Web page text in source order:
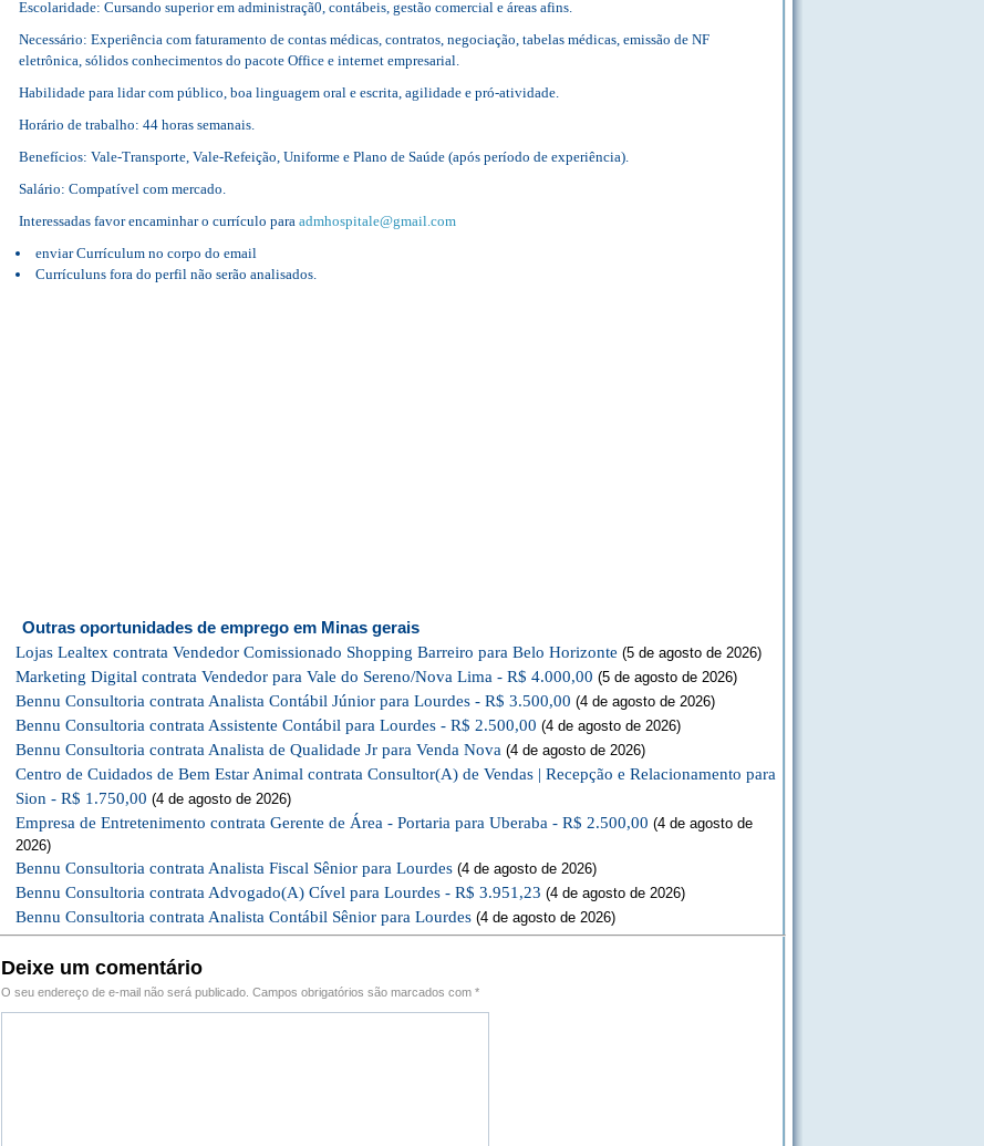
Escolaridade: Cursando superior em administraçã0, contábeis, gestão comercial e áreas afins.
Necessário: Experiência com faturamento de contas médicas, contratos, negociação, tabelas médicas, emissão de NF
eletrônica, sólidos conhecimentos do pacote Office e internet empresarial.
Habilidade para lidar com público, boa linguagem oral e escrita, agilidade e pró-atividade.
Horário de trabalho: 44 horas semanais.
Benefícios: Vale-Transporte, Vale-Refeição, Uniforme e Plano de Saúde (após período de experiência).
Salário: Compatível com mercado.
Interessadas favor encaminhar o currículo para admhospitale@gmail.com
enviar Currículum no corpo do email
Currículuns fora do perfil não serão analisados.
Outras oportunidades de emprego em Minas gerais
Lojas Lealtex contrata Vendedor Comissionado Shopping Barreiro para Belo Horizonte (5 de agosto de 2026)
Marketing Digital contrata Vendedor para Vale do Sereno/Nova Lima - R$ 4.000,00 (5 de agosto de 2026)
Bennu Consultoria contrata Analista Contábil Júnior para Lourdes - R$ 3.500,00 (4 de agosto de 2026)
Bennu Consultoria contrata Assistente Contábil para Lourdes - R$ 2.500,00 (4 de agosto de 2026)
Bennu Consultoria contrata Analista de Qualidade Jr para Venda Nova (4 de agosto de 2026)
Centro de Cuidados de Bem Estar Animal contrata Consultor(A) de Vendas | Recepção e Relacionamento para
Sion - R$ 1.750,00 (4 de agosto de 2026)
Empresa de Entretenimento contrata Gerente de Área - Portaria para Uberaba - R$ 2.500,00 (4 de agosto de
2026)
Bennu Consultoria contrata Analista Fiscal Sênior para Lourdes (4 de agosto de 2026)
Bennu Consultoria contrata Advogado(A) Cível para Lourdes - R$ 3.951,23 (4 de agosto de 2026)
Bennu Consultoria contrata Analista Contábil Sênior para Lourdes (4 de agosto de 2026)
Deixe um comentário
O seu endereço de e-mail não será publicado. Campos obrigatórios são marcados com *